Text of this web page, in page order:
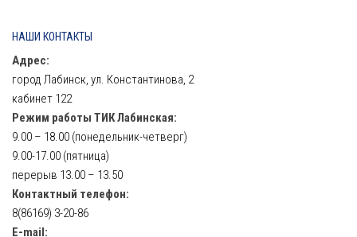
НАШИ КОНТАКТЫ
Адрес:
город Лабинск, ул. Константинова, 2
кабинет 122
Режим работы ТИК Лабинская:
9.00 – 18.00 (понедельник-четверг)
9.00-17.00 (пятница)
перерыв 13.00 – 13.50
Контактный телефон:
8(86169) 3-20-86
E-mail: